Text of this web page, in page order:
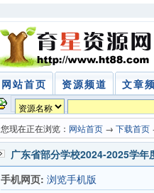
网站首页 资源频道 文章
您现在正在浏览： 网站首页 → 下载首页
广东省部分学校2024-2025学年
手机网页: 浏览手机版